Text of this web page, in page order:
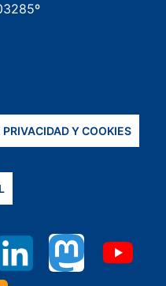
Y COOKIES